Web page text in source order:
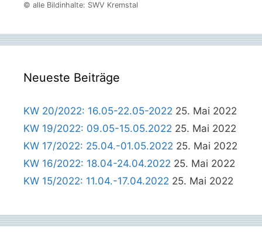
© alle Bildinhalte: SWV Kremstal
Neueste Beiträge
KW 20/2022: 16.05-22.05-2022 25. Mai 2022
KW 19/2022: 09.05-15.05.2022 25. Mai 2022
KW 17/2022: 25.04.-01.05.2022 25. Mai 2022
KW 16/2022: 18.04-24.04.2022 25. Mai 2022
KW 15/2022: 11.04.-17.04.2022 25. Mai 2022